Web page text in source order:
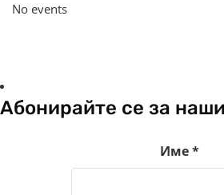
No events
Абонирайте се за
Име*